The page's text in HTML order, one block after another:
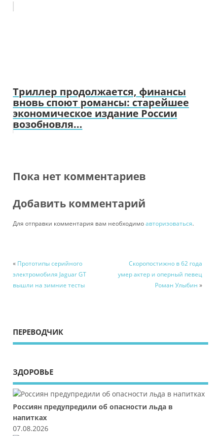
Триллер продолжается, финансы
вновь споют романсы: старейшее
экономическое издание России
возобновля...
Пока нет комментариев
Добавить комментарий
Для отправки комментария вам необходимоавторизоваться.
« Прототипы серийного
электромобиля Jaguar GT
вышли на зимние тесты
Скоропостижно в 62 года
умер актер и оперный певец
Роман Улыбин »
ПЕРЕВОДЧИК
ЗДОРОВЬЕ
Россиян предупредили об опасности льда в
напитках
07.08.2026